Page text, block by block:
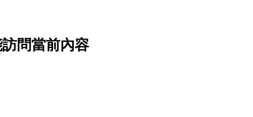
問當前內容